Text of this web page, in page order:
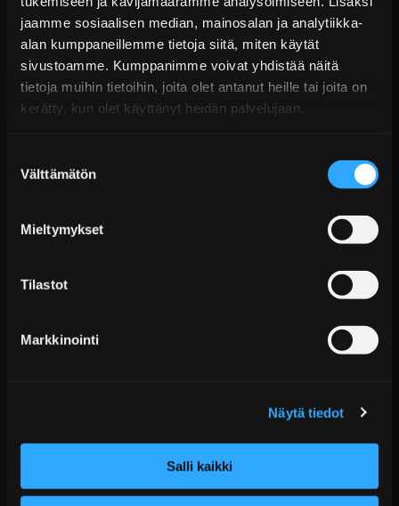
jaamme sosiaalisen median, mainosalan ja analytiikka-
alan kumppaneillemme tietoja siitä, miten käytät
sivustoamme. Kumppanimme voivat yhdistää näitä
tietoja muihin tietoihin, joita olet antanut heille tai joita on
kerätty, kun olet käyttänyt heidän palvelujaan.
valinta
Välttämätön
Mieltymykset
Tilastot
Markkinointi
Näytä tiedot
Salli kaikki
Toimitus arviolta 20 arkipäivää (jälkitoimitus)
Lisää Ostoskoriin
sarja (W124)